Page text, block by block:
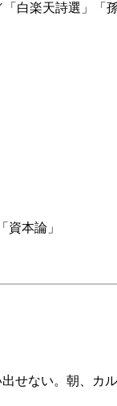
白楽天詩選」「
資本論」
せない。朝、